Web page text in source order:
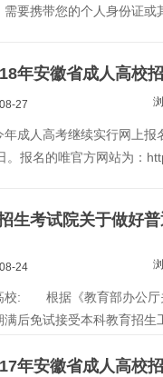
需要携带您的个人身份证或
年安徽省成人高校
27
人高考继续实行网上报
。报名的唯官方网站为：
生考试院关于做好
24
: 根据《教育部办公厅关
满后免试接受本科教育招生
年安徽省成人高校